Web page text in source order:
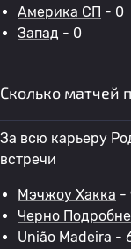
Америка СП - 0
Запад - 0
Сколько матчей
За всю карьеру
встречи
Мэчжоу Хакка -
Черно
União Madeira -